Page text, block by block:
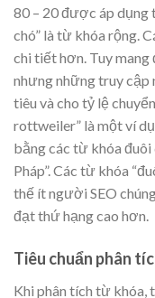
80 – 20 được áp dụng
chó” là từ khóa rộng.
chi tiết hơn. Tuy
nhưng những truy cập
tiêu và cho tỷ lệ
rottweiler” là một ví
bằng các từ khóa
Pháp”. Các từ khóa
thế ít người SEO
đạt thứ hạng cao hơn.
Tiêu chuẩn phân
Khi phân tích từ khóa,